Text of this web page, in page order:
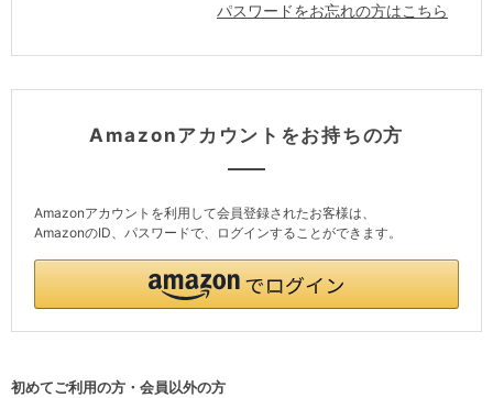
パスワードをお忘れの方はこちら
Amazonアカウントをお持ちの方
Amazonアカウントを利用して会員登録されたお客様は、
AmazonのID、パスワードで、ログインすることができます。
初めてご利用の方・会員以外の方